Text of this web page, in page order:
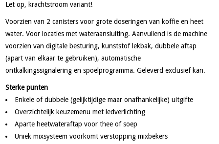
Let op, krachtstroom variant!
Voorzien van 2 canisters voor grote doseringen van koffie en heet
water. Voor locaties met wateraansluiting. Aanvullend is de machine
voorzien van digitale besturing, kunststof lekbak, dubbele aftap
(apart van elkaar te gebruiken), automatische
ontkalkingssignalering en spoelprogramma. Geleverd exclusief kan.
Sterke punten
Enkele of dubbele (gelijktijdige maar onafhankelijke) uitgifte
Overzichtelijk keuzemenu met ledverlichting
Aparte heetwateraftap voor thee of soep
Uniek mixsysteem voorkomt verstopping mixbekers